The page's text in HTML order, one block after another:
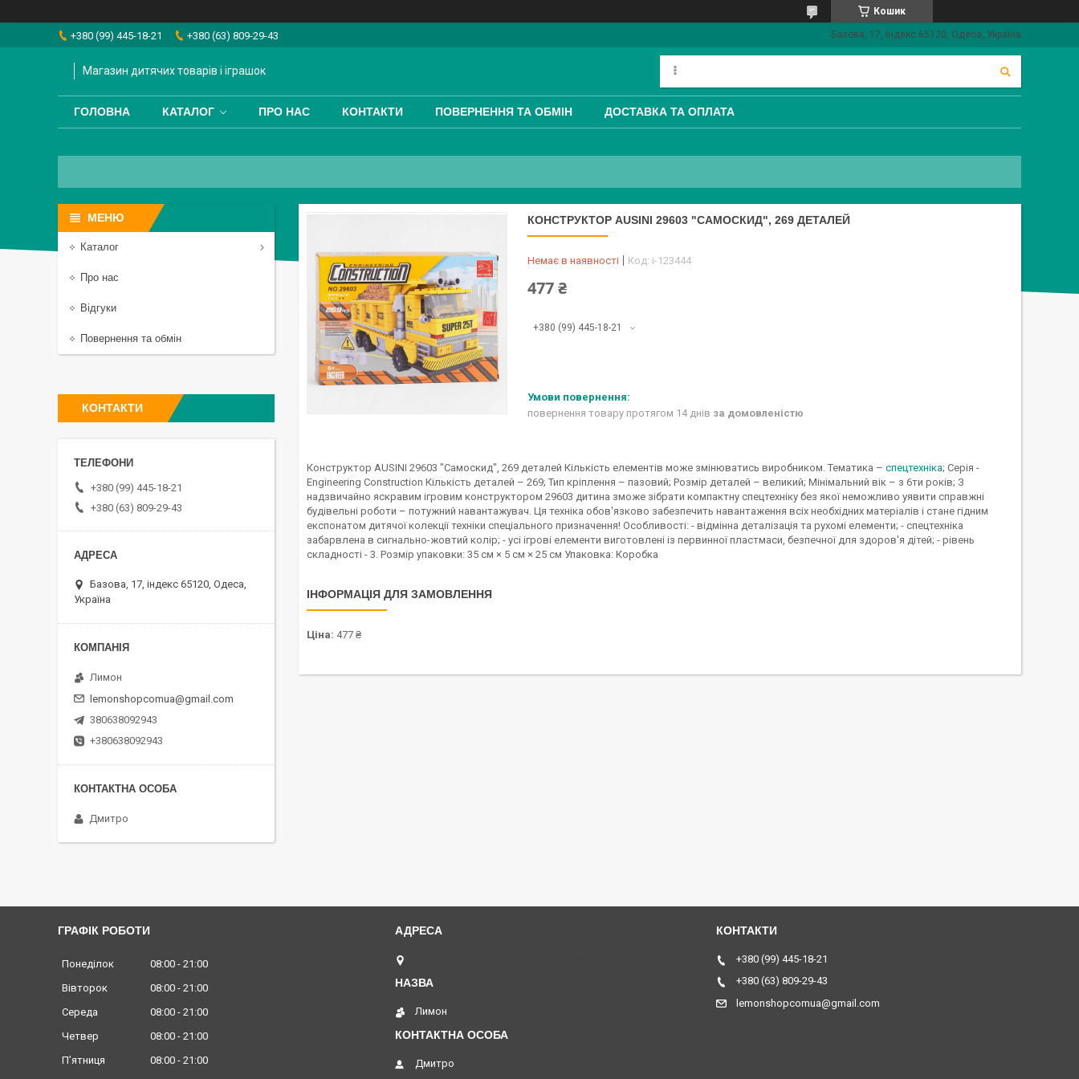
Кошик
+380 (99) 445-18-21 +380 (63) 809-29-43 Базова, 17, індекс 65120, Одеса, Україна
Магазин дитячих товарів і іграшок
ГОЛОВНА КАТАЛОГ ПРО НАС КОНТАКТИ ПОВЕРНЕННЯ ТА ОБМІН ДОСТАВКА ТА ОПЛАТА
КОНСТРУКТОР AUSINI 29603 "САМОСКИД", 269 ДЕТАЛЕЙ
Немає в наявності Код: i-123444
477 ₴
+380 (99) 445-18-21
повернення товару протягом 14 днів за домовленістю
Конструктор AUSINI 29603 "Самоскид", 269 деталей Кількість елементів може змінюватись виробником. Тематика – спецтехніка; Серія -
Engineering Construction Кількість деталей – 269; Тип кріплення – пазовий; Розмір деталей – великий; Мінімальний вік – з 6ти років; З
надзвичайно яскравим ігровим конструктором 29603 дитина зможе зібрати компактну спецтехніку без якої неможливо уявити справжні
будівельні роботи – потужний навантажувач. Ця техніка обов'язково забезпечить навантаження всіх необхідних матеріалів і стане гідним
експонатом дитячої колекції техніки спеціального призначення! Особливості: - відмінна деталізація та рухомі елементи; - спецтехніка
забарвлена в сигнально-жовтий колір; - усі ігрові елементи виготовлені із первинної пластмаси, безпечної для здоров'я дітей; - рівень
складності - 3. Розмір упаковки: 35 см × 5 см × 25 см Упаковка: Коробка
ІНФОРМАЦІЯ ДЛЯ ЗАМОВЛЕННЯ
Ціна: 477 ₴
Каталог
Про нас
Відгуки
Повернення та обмін
КОНТАКТИ
+380 (99) 445-18-21
+380 (63) 809-29-43
Базова, 17, індекс 65120, Одеса,
Україна
Лимон
lemonshopcomua@gmail.com
380638092943
+380638092943
Дмитро
ГРАФІК РОБОТИ
Понеділок 08:00
21:00
Вівторок
08:00
21:00
Середа
08:00
21:00
Четвер
08:00
21:00
Пʼятниця
08:00
21:00
Лимон
Дмитро
+380 (99) 445-18-21
+380 (63) 809-29-43
lemonshopcomua@gmail.com